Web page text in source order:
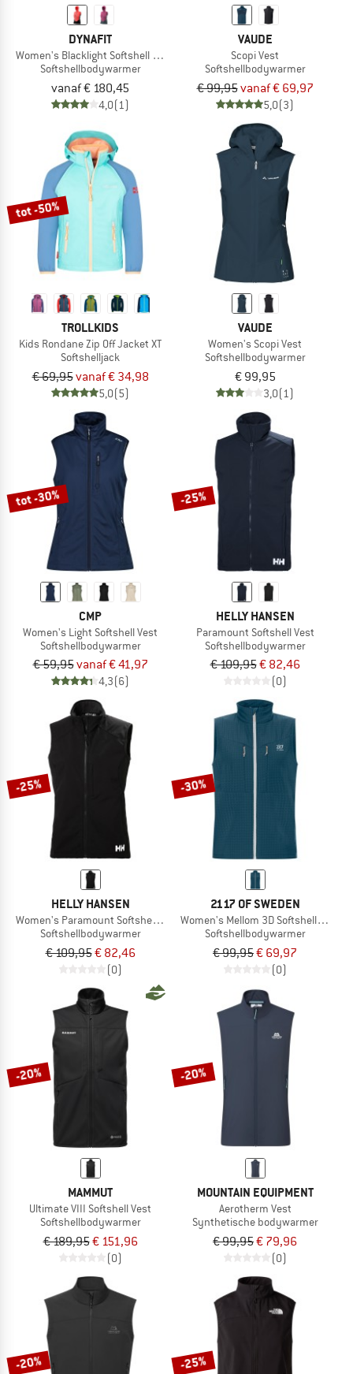
DYNAFIT
Women's Blacklight Softshell Vest
Softshellbodywarmer
vanaf € 180,45
4,0(1)
VAUDE
Scopi Vest
Softshellbodywarmer
€ 99,95vanaf € 69,97
5,0(3)
tot -50%
TROLLKIDS
Kids Rondane Zip Off Jacket XT
Softshelljack
€ 69,95vanaf € 34,98
5,0(5)
VAUDE
Women's Scopi Vest
Softshellbodywarmer
€ 99,95
3,0(1)
tot -30%
CMP
Women's Light Softshell Vest
Softshellbodywarmer
€ 59,95vanaf € 41,97
4,3(6)
-25%
HELLY HANSEN
Paramount Softshell Vest
Softshellbodywarmer
€ 109,95€ 82,46
(0)
-25%
HELLY HANSEN
Women's Paramount Softshell Vest
Softshellbodywarmer
€ 109,95€ 82,46
(0)
-30%
2117 OF SWEDEN
Women's Mellom 3D Softshell Vest
Softshellbodywarmer
€ 99,95€ 69,97
(0)
-20%
MAMMUT
Ultimate VIII Softshell Vest
Softshellbodywarmer
€ 189,95€ 151,96
(0)
-20%
MOUNTAIN EQUIPMENT
Aerotherm Vest
Synthetische bodywarmer
€ 99,95€ 79,96
(0)
-20% -25%